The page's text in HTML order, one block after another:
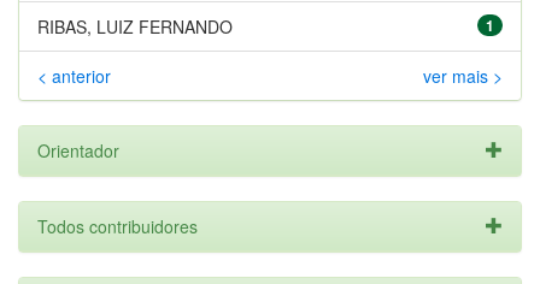
1
RIBAS, LUIZ FERNANDO
< anterior ver mais >
Orientador
Todos contribuidores